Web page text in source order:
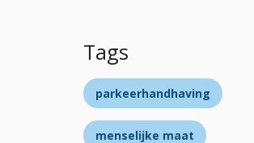
Tags
parkeerhandhaving
menselijke maat